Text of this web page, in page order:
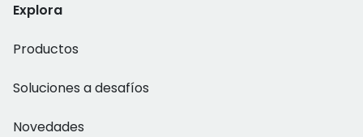
Explora
Productos
Soluciones a desafíos
Novedades